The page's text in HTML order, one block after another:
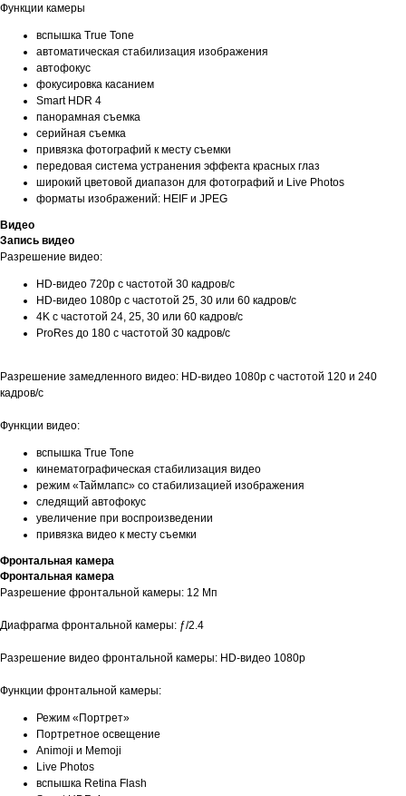
Функции камеры
вспышка True Tone
автоматическая стабилизация изображения
автофокус
фокусировка касанием
Smart HDR 4
панорамная съемка
серийная съемка
привязка фотографий к месту съемки
передовая система устранения эффекта красных глаз
широкий цветовой диапазон для фотографий и Live Photos
форматы изображений: HEIF и JPEG
Видео
Запись видео
Разрешение видео:
HD-видео 720p с частотой 30 кадров/ с
HD-видео 1080p с частотой 25, 30 или 60 кадров/ с
4K с частотой 24, 25, 30 или 60 кадров/ с
ProRes до 180 с частотой 30 кадров/ с
Разрешение замедленного видео: HD-видео 1080р с частотой 120 и 240
кадров/ с
Функции видео:
вспышка True Tone
кинематографическая стабилизация видео
режим «Таймлапс» со стабили­зацией изображения
следящий автофокус
увеличение при воспроизведении
привязка видео к месту съемки
Фронтальная камера
Фронтальная камера
Разрешение фронтальной камеры: 12 Мп
Диафрагма фронтальной камеры: ƒ/2.4
Разрешение видео фронтальной камеры: HD-видео 1080p
Функции фронтальной камеры:
Режим «Портрет»
Портретное освещение
Animoji и Memoji
Live Photos
вспышка Retina Flash